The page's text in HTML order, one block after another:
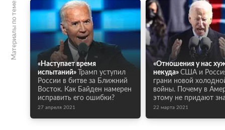
Материалы по теме
«Наступает время
испытаний»
Трамп уступил
России в битве за Ближний
Восток. Как Байден намерен
исправить его ошибки?
27 апреля 2021
«Отношения у нас
некуда» США и
грани новой
войны. Почему в
этому не придают
22 марта 2021